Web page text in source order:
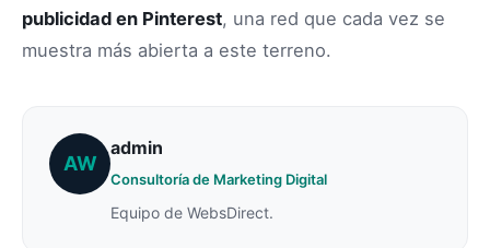
publicidad en Pinterest, una red que cada vez se
muestra más abierta a este terreno.
AW
admin
Consultoría de Marketing Digital
Equipo de WebsDirect.